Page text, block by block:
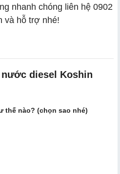
nhanh chóng liên hệ 0902
và hỗ trợ nhé!
diesel Koshin
thế nào? (chọn sao nhé)